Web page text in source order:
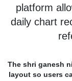
platform
daily chart
The shri ganesh
layout so users